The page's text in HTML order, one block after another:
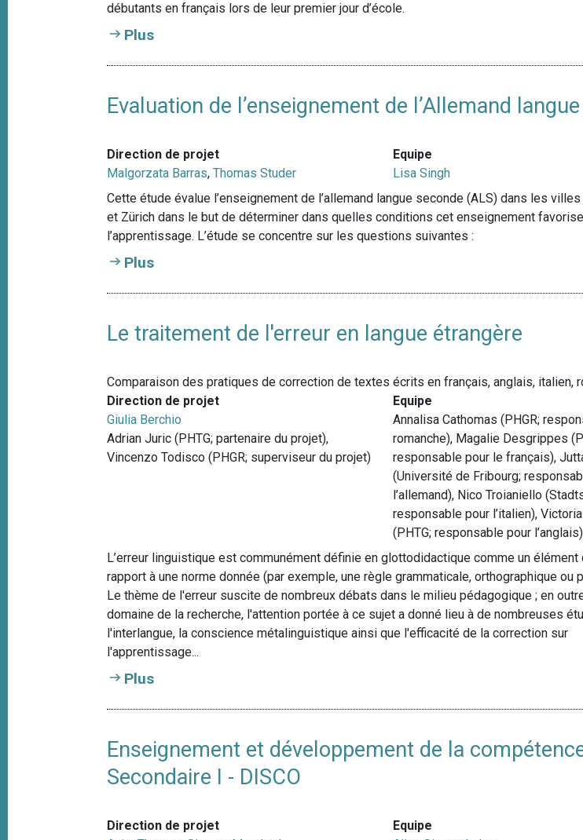
débutants en français lors de leur premier jour d’école.
Plus
Evaluation de l’enseignement de l’Allemand
Direction de projet
Malgorzata Barras,Thomas Studer
Equipe
Lisa Singh
Cette étude évalue l’enseignement de l’allemand langue seconde (ALS) dans les
et Zürich dans le but de déterminer dans quelles conditions cet enseignement
l’apprentissage. L’étude se concentre sur les questions suivantes :
Plus
Le traitement de l'erreur en langue étrangère
Comparaison des pratiques de correction de textes écrits en français, anglais, italien,
Direction de projet
Giulia Berchio
Adrian Juric (PHTG; partenaire du projet),
Vincenzo Todisco (PHGR; superviseur du projet)
Equipe
Annalisa Cathomas (PHGR;
romanche), Magalie Desgrippes
responsable pour le français),
(Université de Fribourg;
l’allemand), Nico Troianiello
responsable pour l’italien),
(PHTG; responsable pour l’anglais)
L’erreur linguistique est communément définie en glottodidactique comme un élément
rapport à une norme donnée (par exemple, une règle grammaticale, orthographique ou
Le thème de l'erreur suscite de nombreux débats dans le milieu pédagogique ; en
domaine de la recherche, l'attention portée à ce sujet a donné lieu à de nombreuses
l'interlangue, la conscience métalinguistique ainsi que l'efficacité de la correction sur
l'apprentissage...
Plus
Enseignement et développement de la
Secondaire I - DISCO
Direction de projet
Equipe